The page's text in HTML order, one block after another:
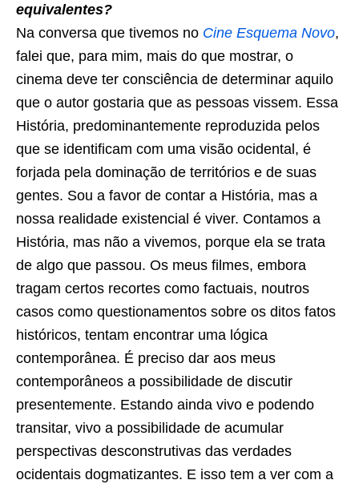
equivalentes?
Na conversa que tivemos no Cine Esquema Novo,
falei que, para mim, mais do que mostrar, o
cinema deve ter consciência de determinar aquilo
que o autor gostaria que as pessoas vissem. Essa
História, predominantemente reproduzida pelos
que se identificam com uma visão ocidental, é
forjada pela dominação de territórios e de suas
gentes. Sou a favor de contar a História, mas a
nossa realidade existencial é viver. Contamos a
História, mas não a vivemos, porque ela se trata
de algo que passou. Os meus filmes, embora
tragam certos recortes como factuais, noutros
casos como questionamentos sobre os ditos fatos
históricos, tentam encontrar uma lógica
contemporânea. É preciso dar aos meus
contemporâneos a possibilidade de discutir
presentemente. Estando ainda vivo e podendo
transitar, vivo a possibilidade de acumular
perspectivas desconstrutivas das verdades
ocidentais dogmatizantes. E isso tem a ver com a